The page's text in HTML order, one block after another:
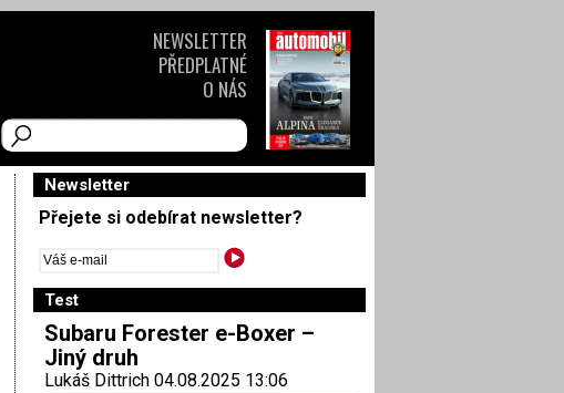
Newsletter
Přejete si odebírat newsletter?
Test
Subaru Forester e-Boxer –
Jiný druh
Lukáš Dittrich 04.08.2025 13:06
NEWSLETTER
PŘEDPLATNÉ
O NÁS